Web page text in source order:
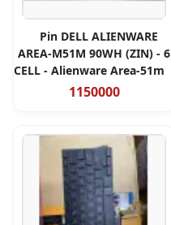
Pin DELL ALIENWARE
AREA-M51M 90WH (ZIN) - 6
CELL - Alienware Area-51m
1150000